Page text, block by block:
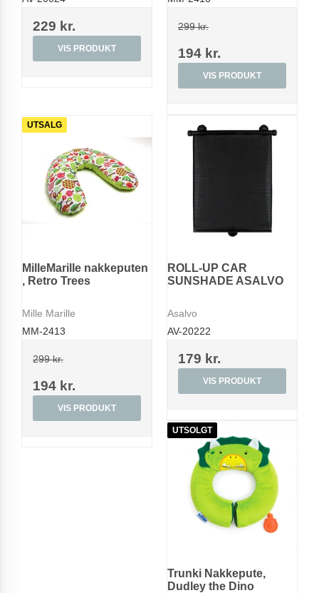
229 kr.
VIS PRODUKT
299 kr.
194 kr.
VIS PRODUKT
UTSALG
MilleMarille nakkeputen
, Retro Trees
Mille Marille
MM-2413
299 kr.
194 kr.
VIS PRODUKT
ROLL-UP CAR
SUNSHADE ASALVO
Asalvo
AV-20222
179 kr.
VIS PRODUKT
UTSOLGT
Trunki Nakkepute,
Dudley the Dino